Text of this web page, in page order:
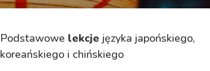
Podstawowe lekcje języka japońskiego,
koreańskiego i chińskiego